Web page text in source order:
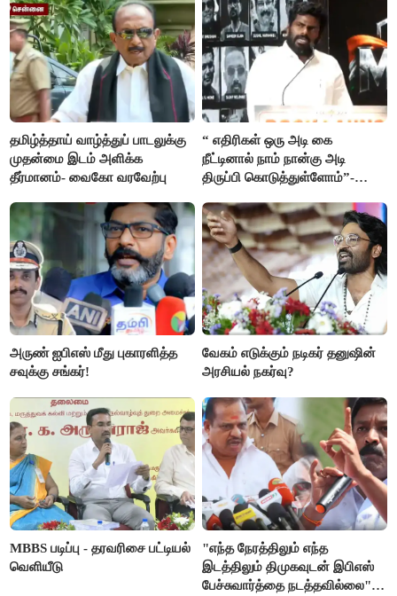
தமிழ்த்தாய் வாழ்த்துப் பாடலுக்கு
முதன்மை இடம் அளிக்க
தீர்மானம்- வைகோ வரவேற்பு
“ எதிரிகள் ஒரு அடி கை
நீட்டினால் நாம் நான்கு அடி
திருப்பி கொடுத்துள்ளோம்”-
அருண் ஐபிஎஸ் மீது புகாரளித்த
சவுக்கு சங்கர்!
வேகம் எடுக்கும் நடிகர் தனுஷின்
அரசியல் நகர்வு?
MBBS படிப்பு - தரவரிசை பட்டியல்
வெளியீடு
"எந்த நேரத்திலும் எந்த
இடத்திலும் திமுகவுடன் இபிஎஸ்
பேச்சுவார்த்தை நடத்தவில்லை" -